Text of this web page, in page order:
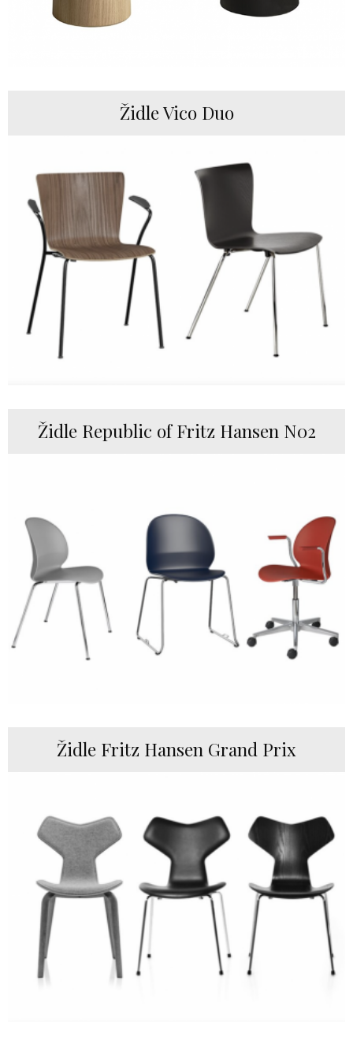
Židle Vico Duo
Židle Republic of Fritz Hansen N02
Židle Fritz Hansen Grand Prix